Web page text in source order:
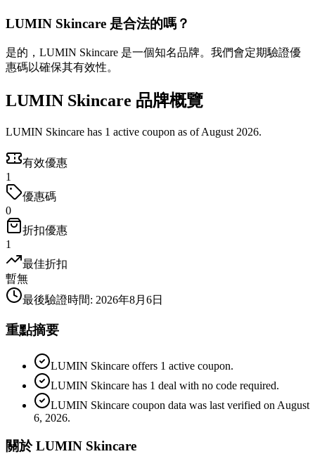
LUMIN Skincare 是合法的嗎？
是的，LUMIN Skincare 是一個知名品牌。我們會定期驗證優
惠碼以確保其有效性。
LUMIN Skincare 品牌概覽
LUMIN Skincare has 1 active coupon as of August 2026.
有效優惠
1
優惠碼
0
折扣優惠
1
最佳折扣
暫無
最後驗證時間: 2026年8月6日
重點摘要
LUMIN Skincare offers 1 active coupon.
LUMIN Skincare has 1 deal with no code required.
LUMIN Skincare coupon data was last verified on August
6, 2026.
關於 LUMIN Skincare